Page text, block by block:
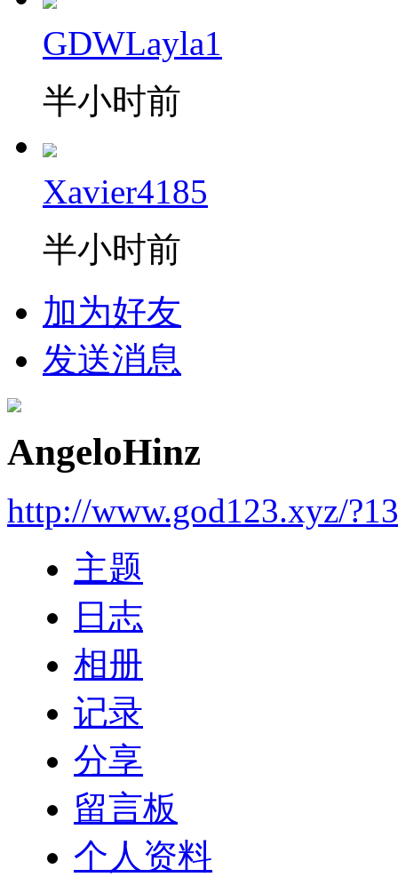
GDWLayla1
半小时前
Xavier4185
半小时前
加为好友
发送消息
AngeloHinz
http://www.god123.xyz/
主题
日志
相册
记录
分享
留言板
个人资料